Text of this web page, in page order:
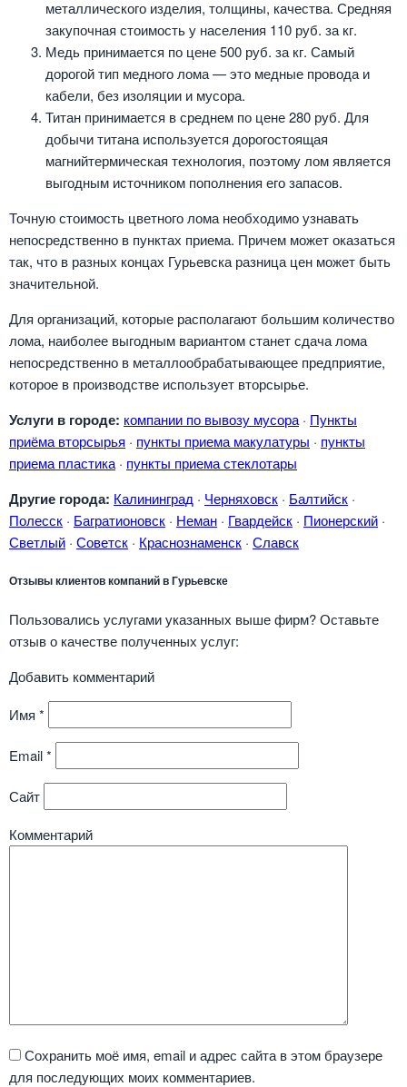
металлического изделия, толщины, качества. Средняя
закупочная стоимость у населения 110 руб. за кг.
Медь принимается по цене 500 руб. за кг. Самый
дорогой тип медного лома — это медные провода и
кабели, без изоляции и мусора.
Титан принимается в среднем по цене 280 руб. Для
добычи титана используется дорогостоящая
магнийтермическая технология, поэтому лом является
выгодным источником пополнения его запасов.
Точную стоимость цветного лома необходимо узнавать
непосредственно в пунктах приема. Причем может оказаться
так, что в разных концах Гурьевска разница цен может быть
значительной.
Для организаций, которые располагают большим количество
лома, наиболее выгодным вариантом станет сдача лома
непосредственно в металлообрабатывающее предприятие,
которое в производстве использует вторсырье.
Услуги в городе: компании по вывозу мусора· Пункты
приёма вторсырья · пункты приема макулатуры · пункты
приема пластика· пункты приема стеклотары
Другие города: Калининград · Черняховск · Балтийск ·
Полесск · Багратионовск · Неман · Гвардейск · Пионерский ·
Светлый · Советск · Краснознаменск · Славск
Отзывы клиентов компаний в Гурьевске
Пользовались услугами указанных выше фирм? Оставьте
отзыв о качестве полученных услуг:
Добавить комментарий
Имя *
Email*
Сайт
Комментарий
Сохранить моё имя, email и адрес сайта в этом браузере
для последующих моих комментариев.